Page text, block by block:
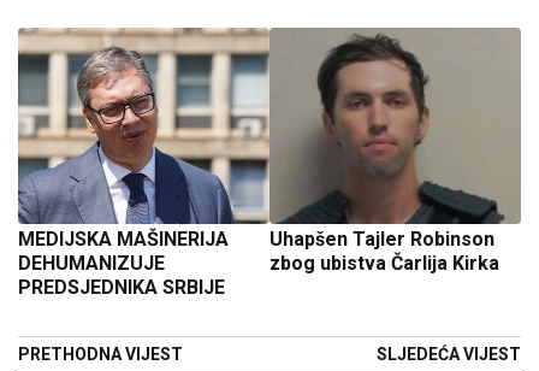
MEDIJSKA MAŠINERIJA
DEHUMANIZUJE
PREDSJEDNIKA SRBIJE
PRETHODNA VIJEST
Uhapšen Tajler Robinson
zbog ubistva Čarlija Kirka
SLJEDEĆA VIJEST